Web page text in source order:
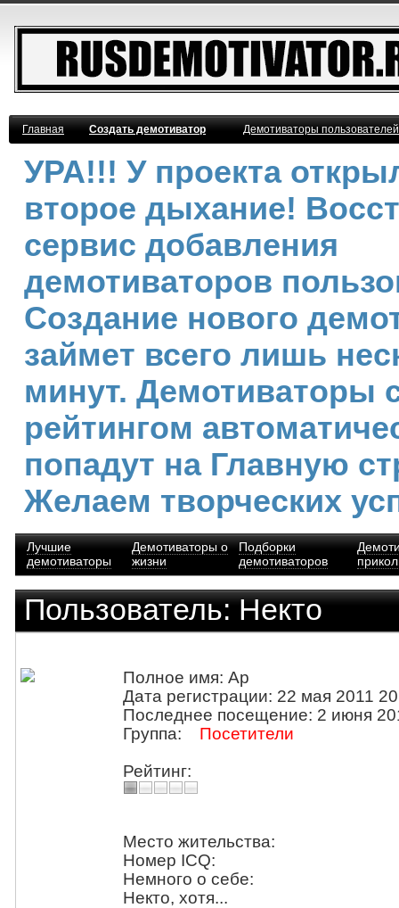
Главная Создать демотиватор Демотиваторы
УРА!!! У проекта
второе дыхание!
сервис добавления
демотиваторов
Создание нового
займет всего лишь
минут. Демотиваторы
рейтингом
попадут на Главную
Желаем творческих
Лучшие
демотиваторы
Демотиваторы о
жизни
Подборки
демотиваторов
Пользователь: Некто
Полное имя: Ар
Дата регистрации: 22 мая 2011
Последнее посещение: 2 июня
Группа: Посетители
Рейтинг:
Место жительства:
Номер ICQ:
Немного о себе:
Некто, хотя...